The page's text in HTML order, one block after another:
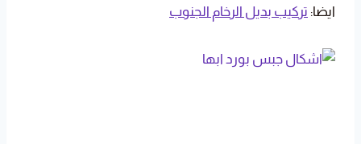
ايضا: تركيب بديل الرخام الجنوب